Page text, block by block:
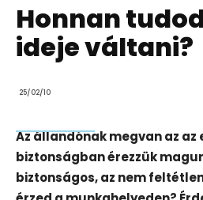
Honnan
ideje váltani?
25/02/10
Az állandónak megvan az az
biztonságban érezzük
biztonságos, az nem